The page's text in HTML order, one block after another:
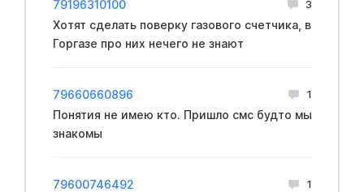
79196310100 3
Хотят сделать поверку газового счетчика, в
Горгазе про них нечего не знают
79660660896 1
Понятия не имею кто. Пришло cмс будто мы
знакомы
79600746492 1